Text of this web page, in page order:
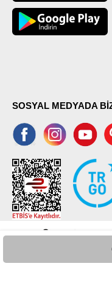
SOSYAL MEDYADA